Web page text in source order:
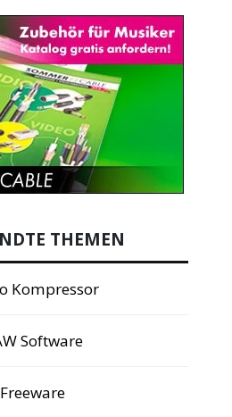
THEMEN
Kompressor
Software
Freeware